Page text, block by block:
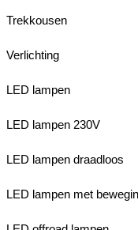
Trekkousen
Verlichting
LED lampen
LED lampen 230V
LED lampen draadloos
LED lampen met